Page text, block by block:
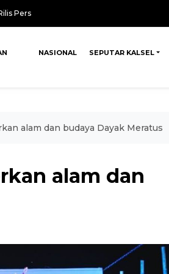
Pers
NASIONAL SEPUTAR KALSEL
alam dan budaya Dayak Meratus
alam dan